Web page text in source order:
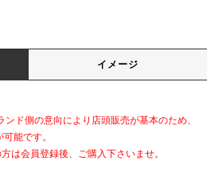
イメージ
ド側の意向により店頭販売が基本のため、
能です。
は会員登録後、ご購入下さいませ。